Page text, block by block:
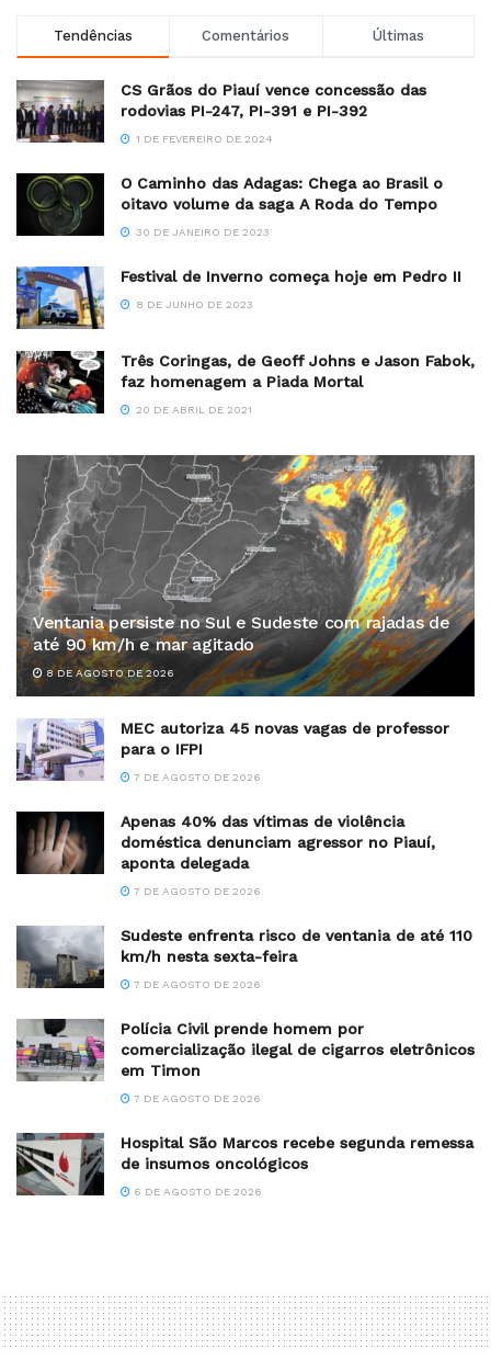
Tendências Comentários Últimas
CS Grãos do Piauí vence concessão das
rodovias PI-247, PI-391 e PI-392
1 DE FEVEREIRO DE 2024
O Caminho das Adagas: Chega ao Brasil o
oitavo volume da saga A Roda do Tempo
30 DE JANEIRO DE 2023
Festival de Inverno começa hoje em Pedro II
8 DE JUNHO DE 2023
Três Coringas, de Geoff Johns e Jason Fabok,
faz homenagem a Piada Mortal
20 DE ABRIL DE 2021
Ventania persiste no Sul e Sudeste com rajadas de
até 90 km/h e mar agitado
8 DE AGOSTO DE 2026
MEC autoriza 45 novas vagas de professor
para o IFPI
7 DE AGOSTO DE 2026
Apenas 40% das vítimas de violência
doméstica denunciam agressor no Piauí,
aponta delegada
7 DE AGOSTO DE 2026
Sudeste enfrenta risco de ventania de até 110
km/h nesta sexta-feira
7 DE AGOSTO DE 2026
Polícia Civil prende homem por
comercialização ilegal de cigarros eletrônicos
em Timon
7 DE AGOSTO DE 2026
Hospital São Marcos recebe segunda remessa
de insumos oncológicos
6 DE AGOSTO DE 2026